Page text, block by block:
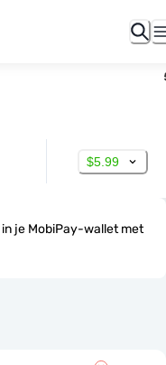
$5.99
in je MobiPay-wallet met